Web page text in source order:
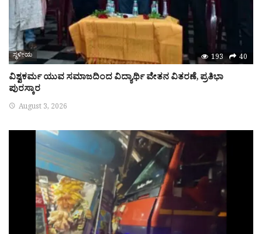
ಸ್ಥಳೀಯ 193 40
ವಿಶ್ವಕರ್ಮ ಯುವ ಸಮಾಜದಿಂದ ವಿದ್ಯಾರ್ಥಿ ವೇತನ ವಿತರಣೆ, ಪ್ರತಿಭಾ
ಪುರಸ್ಕಾರ
August 3, 2026